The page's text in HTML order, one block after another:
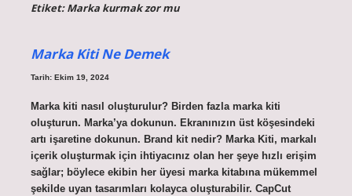
Etiket:Marka kurmak zor mu
Marka Kiti Ne Demek
Tarih: Ekim 19, 2024
Marka kiti nasıl oluşturulur? Birden fazla marka kiti
oluşturun. Marka’ya dokunun. Ekranınızın üst köşesindeki
artı işaretine dokunun. Brand kit nedir? Marka Kiti, markalı
içerik oluşturmak için ihtiyacınız olan her şeye hızlı erişim
sağlar; böylece ekibin her üyesi marka kitabına mükemmel
şekilde uyan tasarımları kolayca oluşturabilir. CapCut